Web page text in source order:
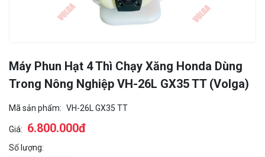
Máy Phun Hạt 4 Thì Chạy Xăng Honda Dùng
Trong Nông Nghiệp VH-26L GX35 TT (Volga)
Mã sản phẩm: VH-26L GX35 TT
Giá: 6.800.000đ
Số lượng: